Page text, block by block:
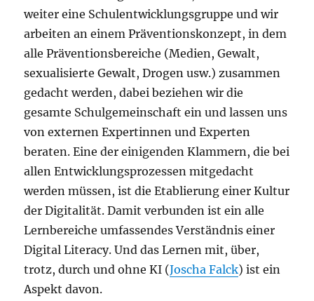
weiter eine Schulentwicklungsgruppe und wir
arbeiten an einem Präventionskonzept, in dem
alle Präventionsbereiche (Medien, Gewalt,
sexualisierte Gewalt, Drogen usw.) zusammen
gedacht werden, dabei beziehen wir die
gesamte Schulgemeinschaft ein und lassen uns
von externen Expertinnen und Experten
beraten. Eine der einigenden Klammern, die bei
allen Entwicklungsprozessen mitgedacht
werden müssen, ist die Etablierung einer Kultur
der Digitalität. Damit verbunden ist ein alle
Lernbereiche umfassendes Verständnis einer
Digital Literacy. Und das Lernen mit, über,
trotz, durch und ohne KI (Joscha Falck) ist ein
Aspekt davon.